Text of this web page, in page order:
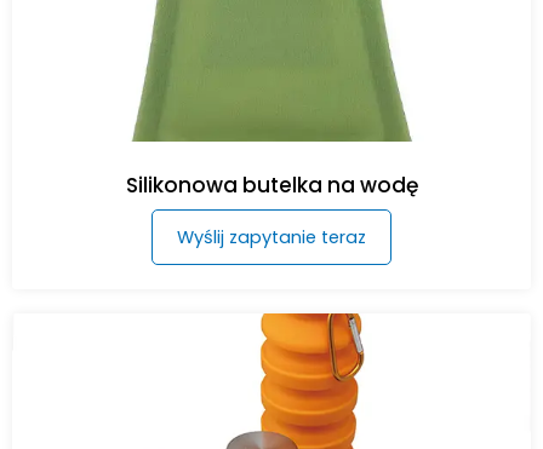
Silikonowa butelka na wodę
Wyślij zapytanie teraz